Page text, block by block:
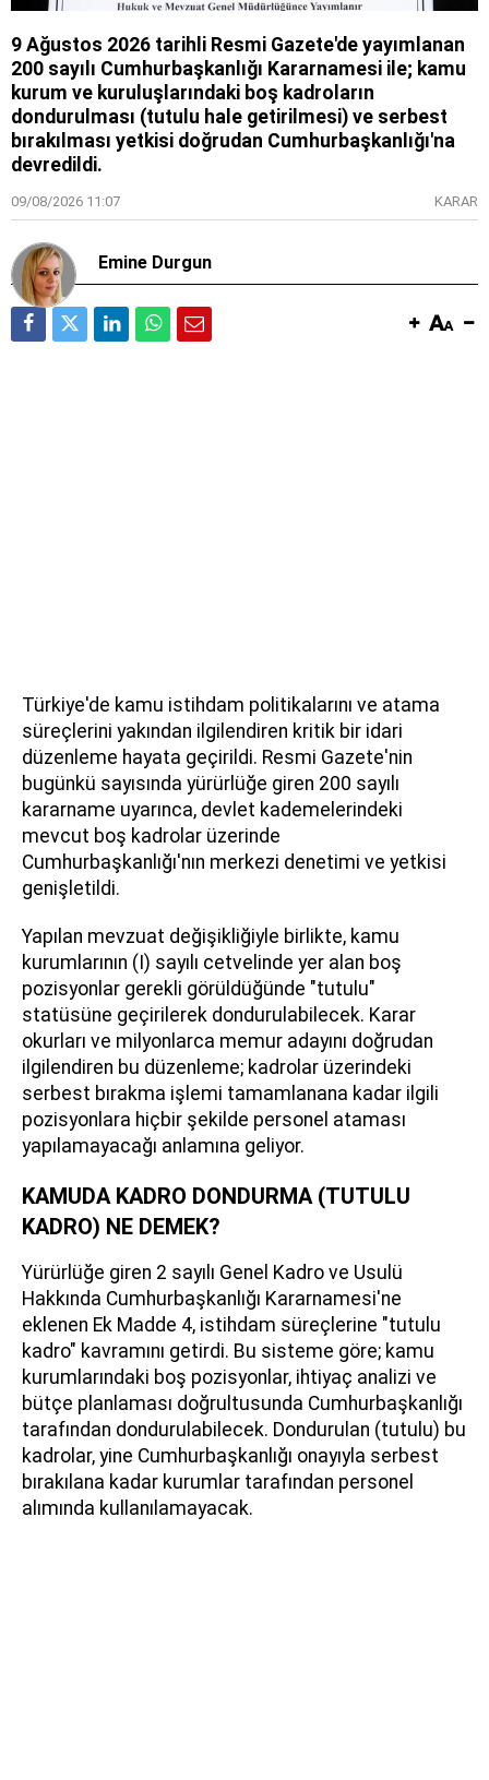
9 Ağustos 2026 tarihli Resmi Gazete'de yayımlanan
200 sayılı Cumhurbaşkanlığı Kararnamesi ile; kamu
kurum ve kuruluşlarındaki boş kadroların
dondurulması (tutulu hale getirilmesi) ve serbest
bırakılması yetkisi doğrudan Cumhurbaşkanlığı'na
devredildi.
09/08/2026 11:07 KARAR
Emine Durgun
Türkiye'de kamu istihdam politikalarını ve atama
süreçlerini yakından ilgilendiren kritik bir idari
düzenleme hayata geçirildi. Resmi Gazete'nin
bugünkü sayısında yürürlüğe giren 200 sayılı
kararname uyarınca, devlet kademelerindeki
mevcut boş kadrolar üzerinde
Cumhurbaşkanlığı'nın merkezi denetimi ve yetkisi
genişletildi.
Yapılan mevzuat değişikliğiyle birlikte, kamu
kurumlarının (I) sayılı cetvelinde yer alan boş
pozisyonlar gerekli görüldüğünde "tutulu"
statüsüne geçirilerek dondurulabilecek. Karar
okurları ve milyonlarca memur adayını doğrudan
ilgilendiren bu düzenleme; kadrolar üzerindeki
serbest bırakma işlemi tamamlanana kadar ilgili
pozisyonlara hiçbir şekilde personel ataması
yapılamayacağı anlamına geliyor.
KAMUDA KADRO DONDURMA (TUTULU
KADRO) NE DEMEK?
Yürürlüğe giren 2 sayılı Genel Kadro ve Usulü
Hakkında Cumhurbaşkanlığı Kararnamesi'ne
eklenen Ek Madde 4, istihdam süreçlerine "tutulu
kadro" kavramını getirdi. Bu sisteme göre; kamu
kurumlarındaki boş pozisyonlar, ihtiyaç analizi ve
bütçe planlaması doğrultusunda Cumhurbaşkanlığı
tarafından dondurulabilecek. Dondurulan (tutulu) bu
kadrolar, yine Cumhurbaşkanlığı onayıyla serbest
bırakılana kadar kurumlar tarafından personel
alımında kullanılamayacak.